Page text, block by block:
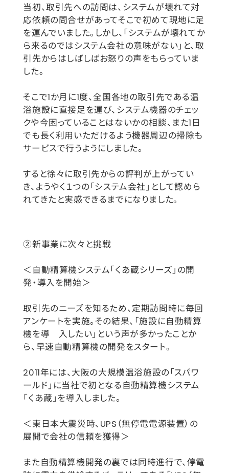
当初、取引先への訪問は、システムが壊れて対
応依頼の問合せがあってそこで初めて現地に足
を運んでいました。しかし、「システムが壊れてか
ら来るのではシステム会社の意味がない」と、取
引先からはしばしばお怒りの声をもらっていま
した。
そこで1か月に1度、全国各地の取引先である温
浴施設に直接足を運び、システム機器のチェッ
クや今困っていることはないかの相談、また1日
でも長く利用いただけるよう機器周辺の掃除も
サービスで行うようにしました。
すると徐々に取引先からの評判が上がってい
き、ようやく１つの「システム会社」として認めら
れてきたと実感できるまでになりました。
②新事業に次々と挑戦
＜自動精算機システム「くあ蔵シリーズ」の開
発・導入を開始＞
取引先のニーズを知るため、定期訪問時に毎回
アンケートを実施。その結果、「施設に自動精算
機を導 入したい」という声が多かったことか
ら、早速自動精算機の開発をスタート。
2011年には、大阪の大規模温浴施設の「スパワ
ールド」に当社で初となる自動精算機システム
「くあ蔵」を導入しました。
＜東日本大震災時、UPS（無停電電源装置）の
展開で会社の信頼を獲得＞
また自動精算機開発の裏では同時進行で、停電